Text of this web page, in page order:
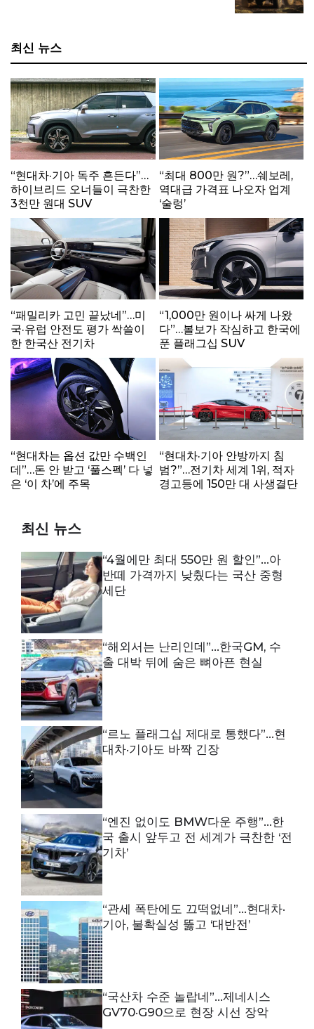
최신 뉴스
“현대차·기아 독주 흔든다”…
하이브리드 오너들이 극찬한
3천만 원대 SUV
“최대 800만 원?”…쉐보레,
역대급 가격표 나오자 업계
‘술렁’
“패밀리카 고민 끝났네”…미
국·유럽 안전도 평가 싹쓸이
한 한국산 전기차
“1,000만 원이나 싸게 나왔
다”…볼보가 작심하고 한국에
푼 플래그십 SUV
“현대차는 옵션 값만 수백인
데”…돈 안 받고 ‘풀스펙’ 다 넣
은 ‘이 차’에 주목
“현대차·기아 안방까지 침
범?”…전기차 세계 1위, 적자
경고등에 150만 대 사생결단
최신 뉴스
“4월에만 최대 550만 원 할인”…아
반떼 가격까지 낮췄다는 국산 중형
세단
“해외서는 난리인데”…한국GM, 수
출 대박 뒤에 숨은 뼈아픈 현실
“르노 플래그십 제대로 통했다”…현
대차·기아도 바짝 긴장
“엔진 없이도 BMW다운 주행”…한
국 출시 앞두고 전 세계가 극찬한 ‘전
기차’
“관세 폭탄에도 끄떡없네”…현대차·
기아, 불확실성 뚫고 ‘대반전’
“국산차 수준 놀랍네”…제네시스
GV70·G90으로 현장 시선 장악